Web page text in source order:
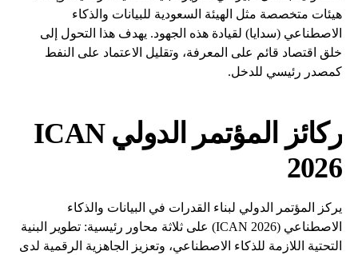
هيئات متخصصة مثل الهيئة السعودية للبيانات والذكاء
الاصطناعي (سدايا) لقيادة هذه الجهود. يهدف هذا التحول إلى
خلق اقتصاد قائم على المعرفة، وتقليل الاعتماد على النفط
كمصدر رئيسي للدخل.
ركائز المؤتمر الدولي ICAN
2026
يركز المؤتمر الدولي لبناء القدرات في البيانات والذكاء
الاصطناعي (ICAN 2026) على ثلاثة محاور رئيسية: تطوير البنية
التحتية اللازمة للذكاء الاصطناعي، وتعزيز الجاهزية الرقمية لدى